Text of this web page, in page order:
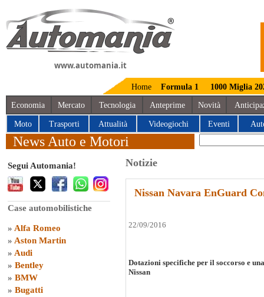
www.automania.it
Home Formula 1 1000 Miglia
Economia Mercato Tecnologia Anteprime Novità
Moto Trasporti Attualità Videogiochi Eventi
News Auto e Motori
Segui Automania!
Case automobilistiche
» Alfa Romeo
» Aston Martin
» Audi
» Bentley
» BMW
» Bugatti
Notizie
Nissan Navara EnGuard
22/09/2016
Dotazioni specifiche per il soccorso e
Nissan